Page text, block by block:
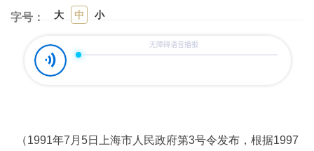
字号： 大 中 小
（1991年7月5日上海市人民政府第3号令发布，根据1997